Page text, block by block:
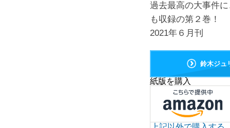
過去最高の大事件
も収録の第２巻！
2021年６月刊
鈴木ジュ
紙版を購入